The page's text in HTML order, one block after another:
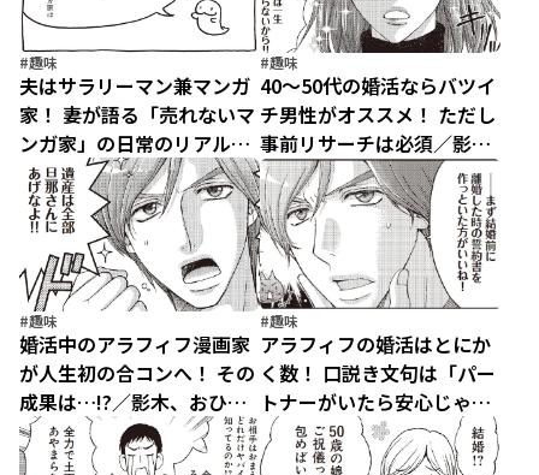
#趣味
夫はサラリーマン兼マンガ
家！ 妻が語る「売れないマ
ンガ家」の日常のリアル／
売れないマンガ家の貧しく
ない生活（1）
#趣味
40～50代の婚活ならバツイ
チ男性がオススメ！ ただし
事前リサーチは必須／影
木、おひとり様やめるって
よ（5）
#趣味
婚活中のアラフィフ漫画家
が人生初の合コンへ！ その
成果は…!?／影木、おひと
り様やめるってよ（4）
#趣味
アラフィフの婚活はとにか
く数！ 口説き文句は「パー
トナーがいたら安心じゃな
い？」／影木、おひとり様
やめるってよ（3）